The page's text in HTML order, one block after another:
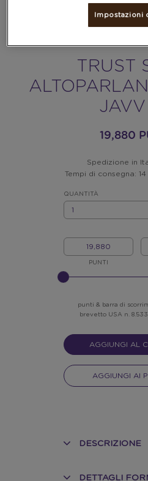
TRUST
19,880
Spedizione in
Tempi di consegna:
QUANTITÀ
I
PUNTI
IL
INSERISCI
NELLO
punti & barra di
brevetto USA n.
AGGIUNGI AL
AGGIUNGI AI
DESCRIZIONE
DETTAGLI
Impostazioni